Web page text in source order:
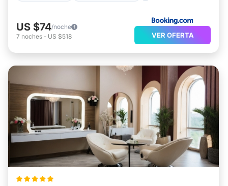
US $74/noche
7 noches - US $518 VER OFERTA